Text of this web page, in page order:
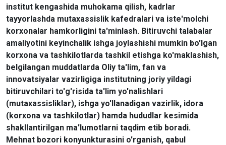
institut kengashida muhokama qilish, kadrlar
tayyorlashda mutaxassislik kafedralari va iste'molchi
korxonalar hamkorligini ta'minlash. Bitiruvchi talabalar
amaliyotini keyinchalik ishga joylashishi mumkin bo'lgan
korxona va tashkilotlarda tashkil etishga ko'maklashish,
belgilangan muddatlarda Oliy ta'lim, fan va
innovatsiyalar vazirligiga institutning joriy yildagi
bitiruvchilari to'g'risida ta'lim yo'nalishlari
(mutaxassisliklar), ishga yo'llanadigan vazirlik, idora
(korxona va tashkilotlar) hamda hududlar kesimida
shakllantirilgan ma'lumotlarni taqdim etib boradi.
Mehnat bozori konyunkturasini o'rganish, qabul